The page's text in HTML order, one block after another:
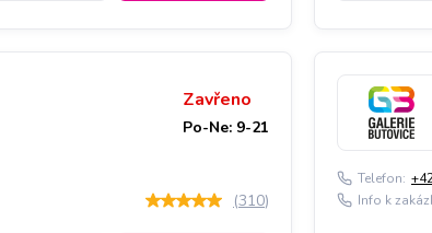
Zavřeno
Po-Ne: 9-21
(310)
Telefon:
Info k